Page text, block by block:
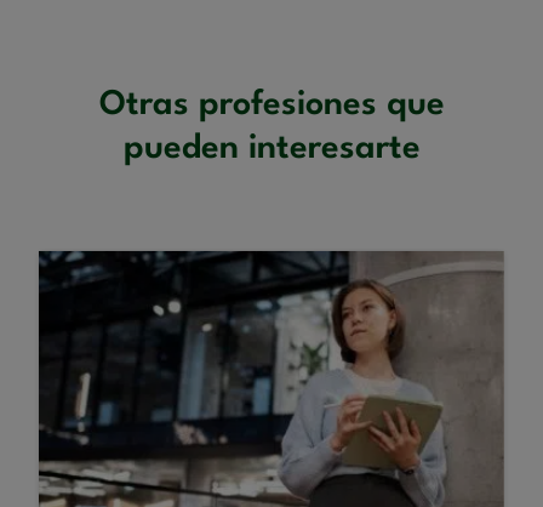
Otras profesiones que
pueden interesarte